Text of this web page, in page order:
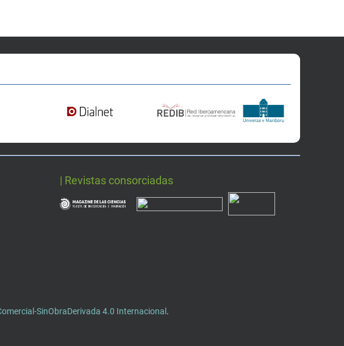
| Revistas consorciadas
SinObraDerivada 4.0 Internacional .